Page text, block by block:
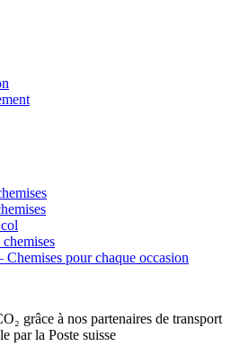
Chemises pour chaque occasion
grâce à nos partenaires de transport
par la Poste suisse